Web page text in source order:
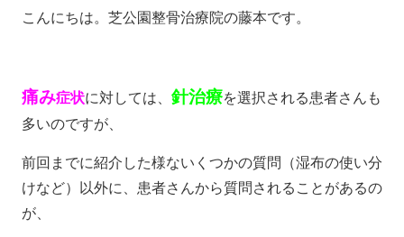
こんにちは。芝公園整骨治療院の藤本です。
痛み症状に対しては、 針治療を選択される患者さんも
多いのですが、
前回までに紹介した様ないくつかの質問（湿布の使い分
けなど）以外に、患者さんから質問されることがあるの
が、